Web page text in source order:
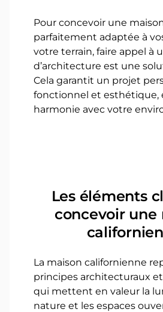
Pour concevoir une
parfaitement adaptée à
votre terrain, faire appel à
d’architecture est une
Cela garantit un projet
fonctionnel et esthétique,
harmonie avec votre
Les éléments
concevoir une
La maison californienne
principes architecturaux
qui mettent en valeur la
nature et les espaces